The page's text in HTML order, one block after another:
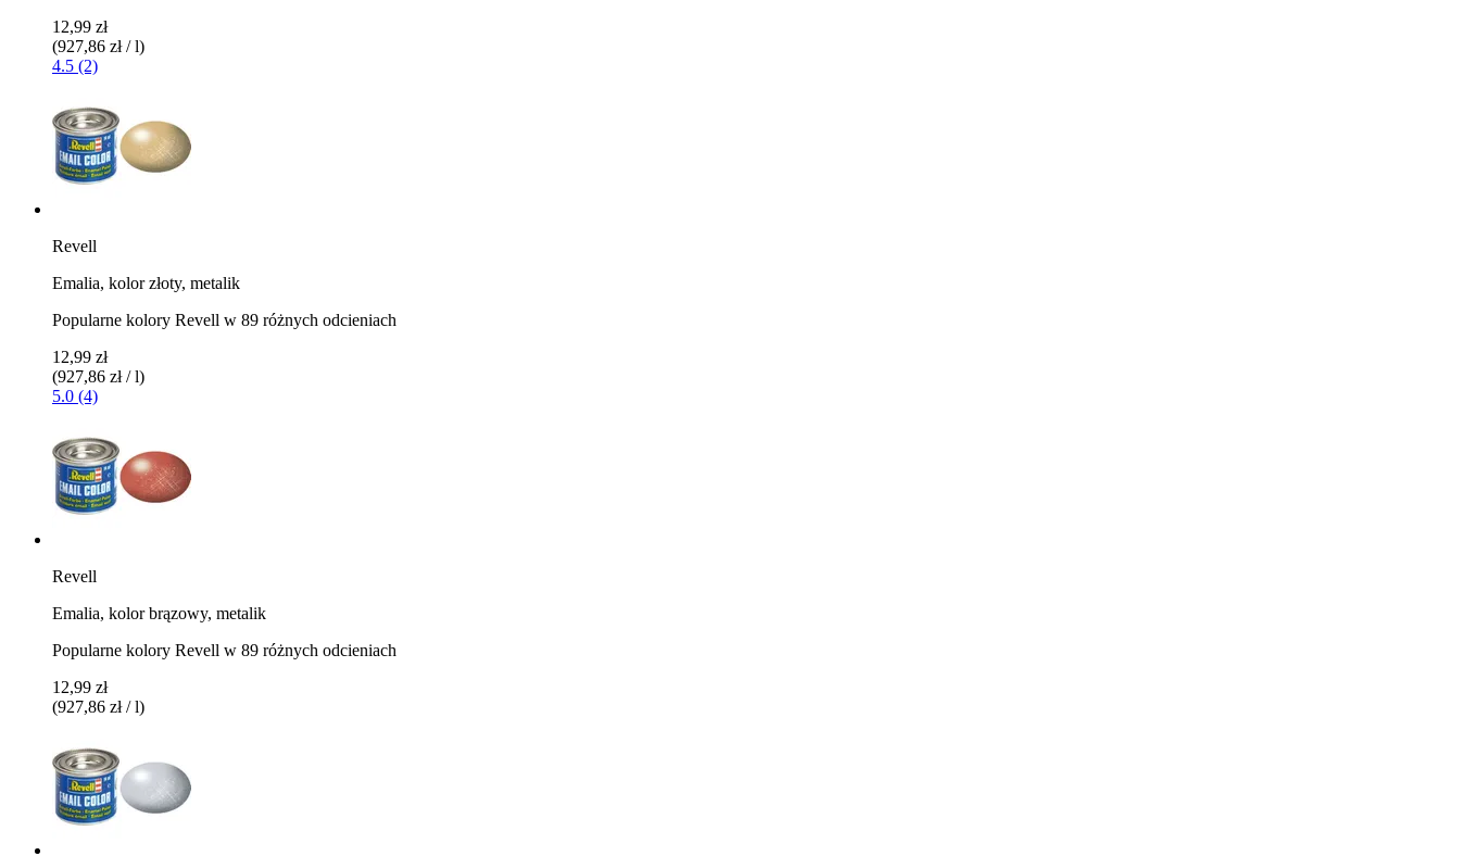
12,99 zł
(927,86 zł / l)
4.5 (2)
Revell
Emalia, kolor złoty, metalik
Popularne kolory Revell w 89 różnych odcieniach
12,99 zł
(927,86 zł / l)
5.0 (4)
Revell
Emalia, kolor brązowy, metalik
Popularne kolory Revell w 89 różnych odcieniach
12,99 zł
(927,86 zł / l)